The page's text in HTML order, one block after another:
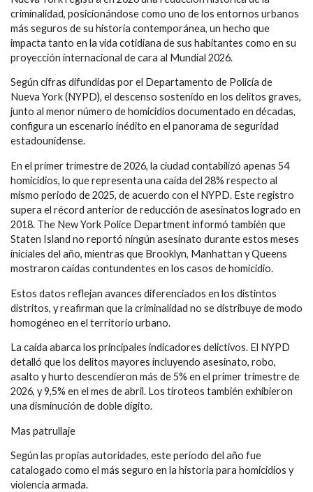
criminalidad, posicionándose como uno de los entornos urbanos
más seguros de su historia contemporánea, un hecho que
impacta tanto en la vida cotidiana de sus habitantes como en su
proyección internacional de cara al Mundial 2026.
Según cifras difundidas por el Departamento de Policía de
Nueva York (NYPD), el descenso sostenido en los delitos graves,
junto al menor número de homicidios documentado en décadas,
configura un escenario inédito en el panorama de seguridad
estadounidense.
En el primer trimestre de 2026, la ciudad contabilizó apenas 54
homicidios, lo que representa una caída del 28% respecto al
mismo periodo de 2025, de acuerdo con el NYPD. Este registro
supera el récord anterior de reducción de asesinatos logrado en
2018. The New York Police Department informó también que
Staten Island no reportó ningún asesinato durante estos meses
iniciales del año, mientras que Brooklyn, Manhattan y Queens
mostraron caídas contundentes en los casos de homicidio.
Estos datos reflejan avances diferenciados en los distintos
distritos, y reafirman que la criminalidad no se distribuye de modo
homogéneo en el territorio urbano.
La caída abarca los principales indicadores delictivos. El NYPD
detalló que los delitos mayores incluyendo asesinato, robo,
asalto y hurto descendieron más de 5% en el primer trimestre de
2026, y 9,5% en el mes de abril. Los tiroteos también exhibieron
una disminución de doble dígito.
Mas patrullaje
Según las propias autoridades, este período del año fue
catalogado como el más seguro en la historia para homicidios y
violencia armada.